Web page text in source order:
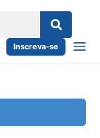
Inscreva-se